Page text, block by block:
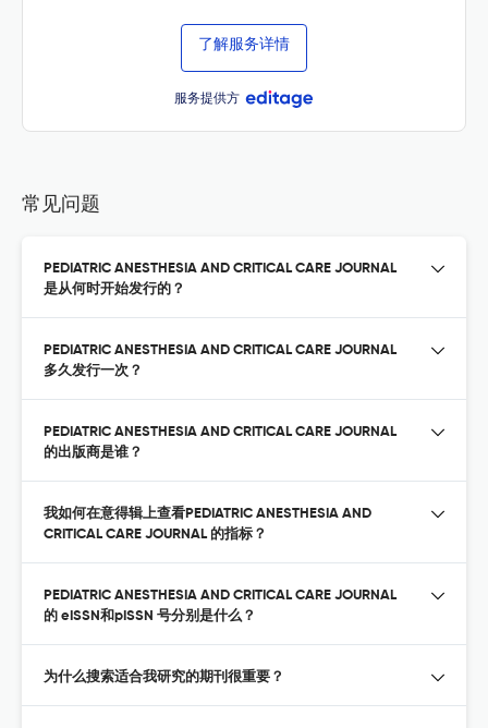
了解服务详情
服务提供方
常见问题
PEDIATRIC ANESTHESIA AND CRITICAL CARE JOURNAL
是从何时开始发行的？
PEDIATRIC ANESTHESIA AND CRITICAL CARE JOURNAL
多久发行一次？
PEDIATRIC ANESTHESIA AND CRITICAL CARE JOURNAL
的出版商是谁？
我如何在意得辑上查看PEDIATRIC ANESTHESIA AND
CRITICAL CARE JOURNAL 的指标？
PEDIATRIC ANESTHESIA AND CRITICAL CARE JOURNAL
的 eISSN和pISSN 号分别是什么？
为什么搜索适合我研究的期刊很重要？